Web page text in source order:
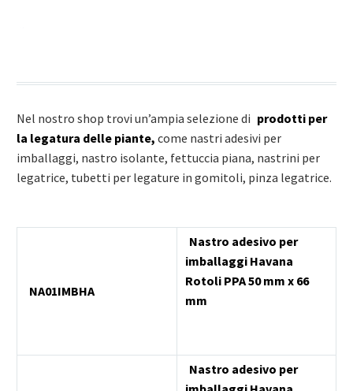
Nel nostro shop trovi un’ampia selezione di prodotti per
la legatura delle piante, come nastri adesivi per
imballaggi, nastro isolante, fettuccia piana, nastrini per
legatrice, tubetti per legature in gomitoli, pinza legatrice.
NA01IMBHA
Nastro adesivo per
imballaggi Havana
Rotoli PPA 50 mm x 66
mm
Nastro adesivo per